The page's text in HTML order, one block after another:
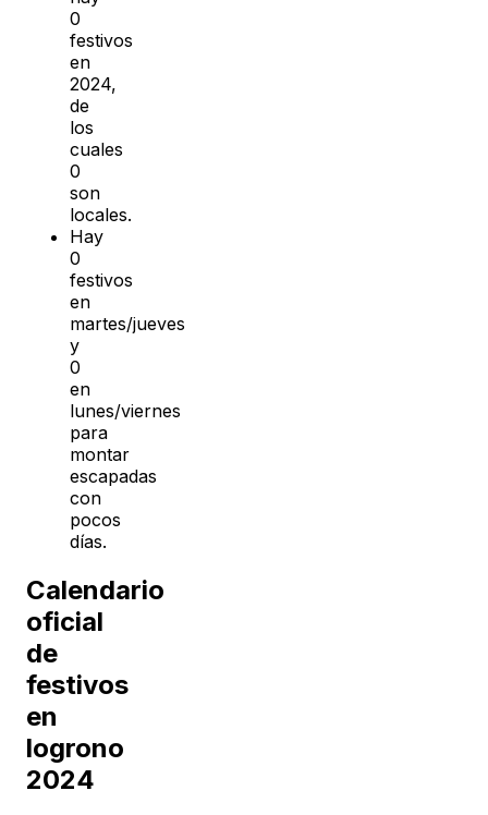
0
festivos
en
2024,
de
los
cuales
0
son
locales.
Hay
0
festivos
en
martes/jueves
y
0
en
lunes/viernes
para
montar
escapadas
con
pocos
días.
Calendario
oficial
de
festivos
en
logrono
2024